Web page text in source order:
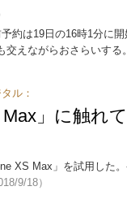
約は19日の16時1分に
交えながらおさらいする
ル：
Max」に触れ
XS Max」を試用した
9/18）